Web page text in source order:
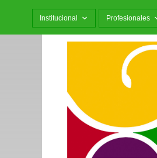
Institucional Profesionales